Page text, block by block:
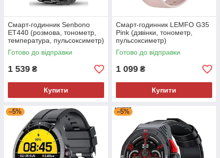
Смарт-годинник Senbono
ET440 (розмова, тонометр,
температура, пульсоксиметр)
Метал. ремінець
Готово до відправки
1 539 ₴
Купити
Смарт-годинник LEMFO G35
Pink (дзвінки, тонометр,
пульсоксиметр)
Готово до відправки
1 099 ₴
Купити
–5% –5%